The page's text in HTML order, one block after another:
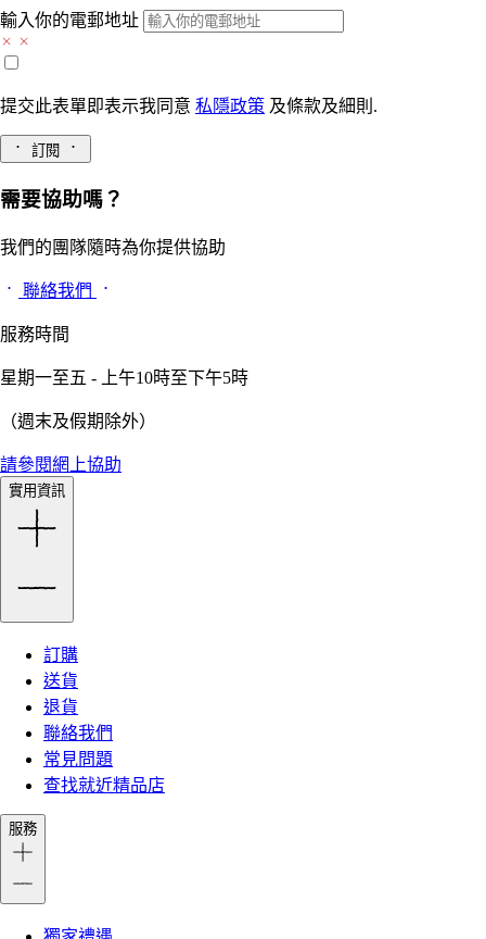
輸入你的電郵地址
提交此表單即表示我同意 私隱政策 及條款及細則.
訂閱
需要協助嗎？
我們的團隊隨時為你提供協助
聯絡我們
服務時間
星期一至五 - 上午10時至下午5時
（週末及假期除外）
請參閱網上協助
實用資訊
訂購
送貨
退貨
聯絡我們
常見問題
查找就近精品店
服務